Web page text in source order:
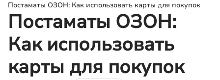
Постаматы ОЗОН: Как использовать карты для покупок
Постаматы ОЗОН:
Как использовать
карты для покупок